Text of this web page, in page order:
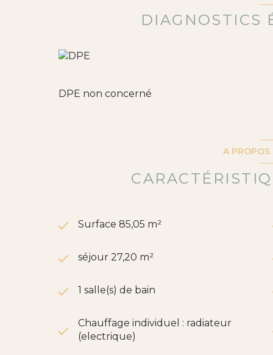
Annonce proposée par un agent
DIAGNOSTICS
DPE non concerné
A PROPOS
Surface 85,05 m²
séjour 27,20 m²
1 salle(s) de bain
Chauffage individuel : radiateur
(electrique)